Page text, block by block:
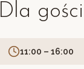
Dla
11:00 – 16:00